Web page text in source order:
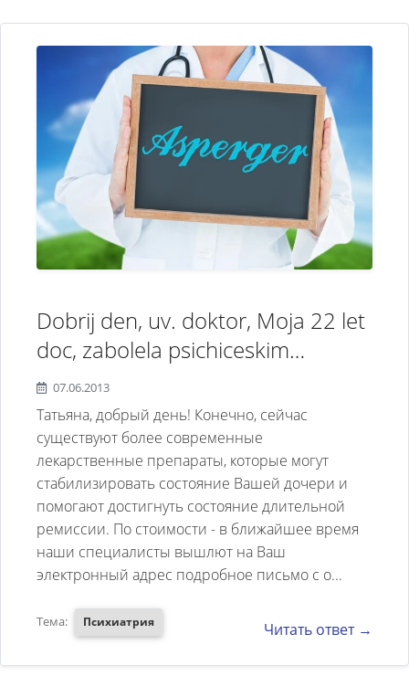
появление галлюцинаций.На
выбор имеется
только азолептин и
хлорпротексин.Можете ли чем-
то помочь?
Dobrij den, uv. doktor, Moja 22 let
doc, zabolela psichiceskim
rastrojstvom (vraci staviat
diagnoz- biopoliarnoje
rasstrojstvo, shizoeffektnoje
rastrojstvo). Prinimajet v osnom
Seroqel XR, kogda u nee
pojavliajutsia golosa dopolnitelno
vipisivajut haloperidol. Ne vreden li
haloperidol, ved naskolko ja znaju,
eto ocen staroje lekarstvo. Mozet
vozmozno golosa ubrat drugim
sposobom. Skolko stoit
07.06.2013
Татьяна, добрый день! Конечно, сейчас
существуют более современные
лекарственные препараты, которые могут
стабилизировать состояние Вашей дочери и
помогают достигнуть состояние длительной
ремиссии. По стоимости - в ближайшее время
наши специалисты вышлют на Ваш
электронный адрес подробное письмо с о...
Тема: Психиатрия Читать ответ →